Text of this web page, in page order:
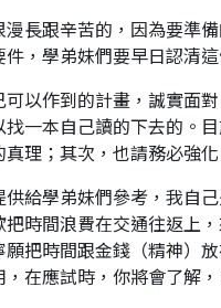
長跟辛苦的，因為要準
，學弟妹們要早日認清
以作到的計畫，誠實面
一本自己讀的下去的。
理；其次，也請務必強化
給學弟妹們參考，我自
時間浪費在交通往返上
把時間跟金錢（精神）
在應試時，你將會了解